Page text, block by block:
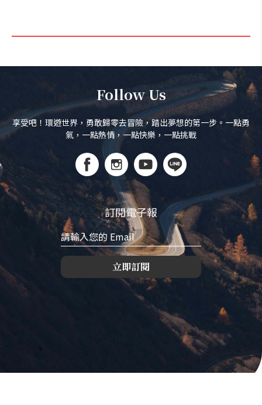
Follow Us
享受吧！環遊世界，勇敢歸零去冒險，踏出夢想的第一步。一點勇
氣，一點熱情，一點快樂，一點挑戰
訂閱電子報
立即訂閱